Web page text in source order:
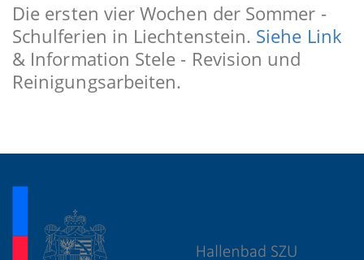
Die ersten vier Wochen der Sommer -
Schulferien in Liechtenstein. Siehe Link
& Information Stele - Revision und
Reinigungsarbeiten.